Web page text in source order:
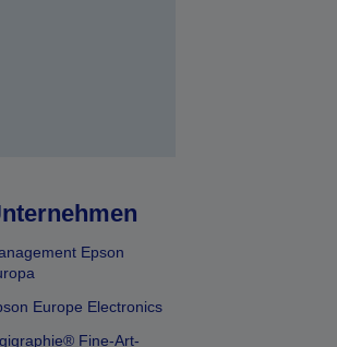
Epson
Europe Electronics
Fine-Art-